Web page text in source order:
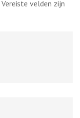
Vereiste velden zijn